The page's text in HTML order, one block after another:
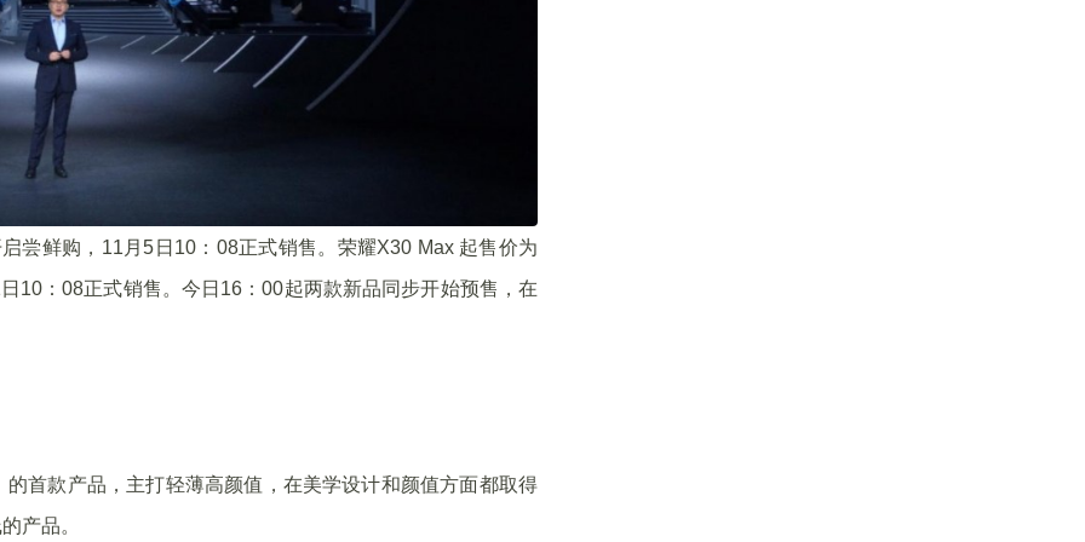
尝鲜购，11月5日10：08正式销售。荣耀X30 Max 起售价为
10：08正式销售。今日16：00起两款新品同步开始预售，在
首款产品，主打轻薄高颜值，在美学设计和颜值方面都取得
产品。